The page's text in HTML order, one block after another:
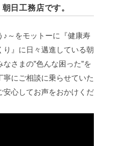
日工務店です。
♪～をモットーに『健康寿
り』に日々邁進している朝
さまの”色んな困った”を
寧にご相談に乗らせていた
安心してお声をおかけくだ